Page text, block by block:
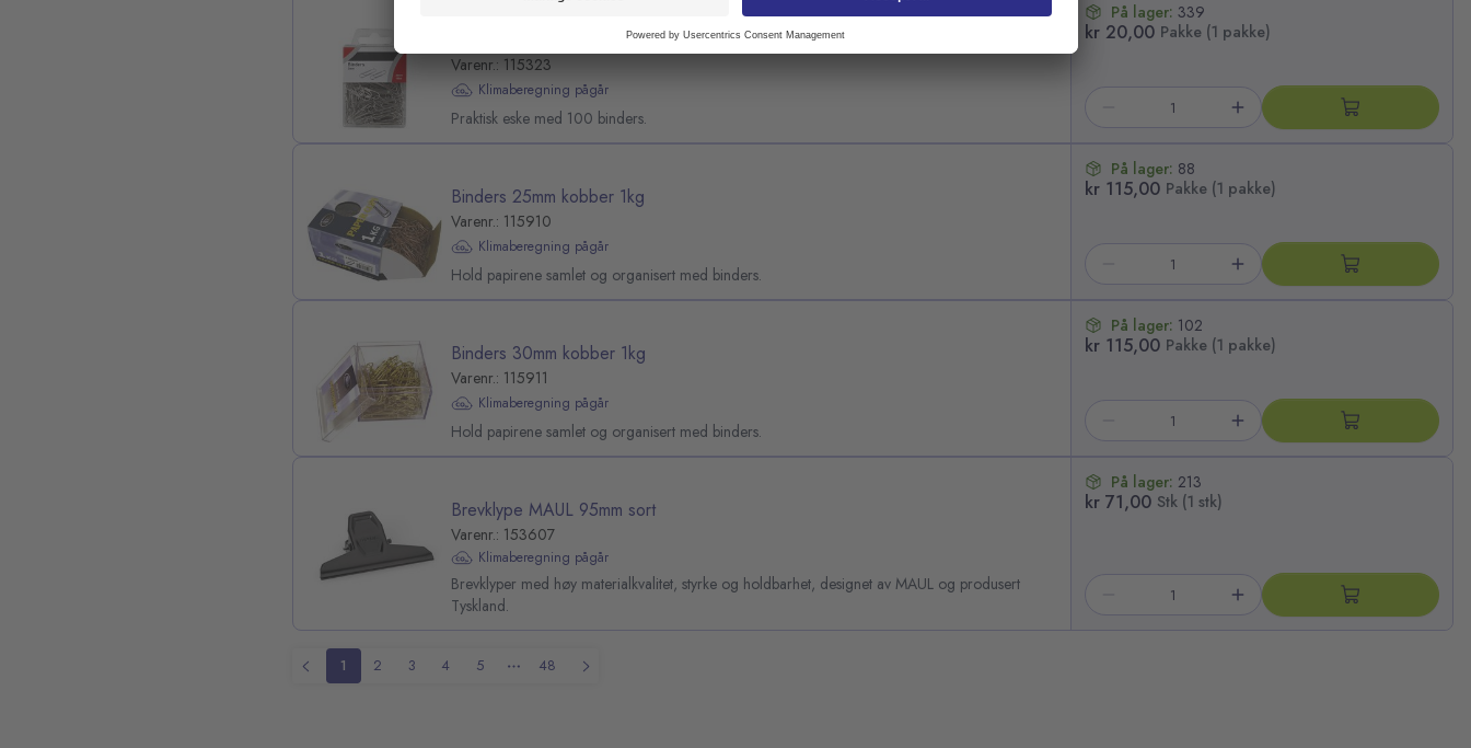
Binders 30mm i plasteske (100)
Varenr.: 115323
Klimaberegning pågår
Praktisk eske med 100 binders.
kr 20,00 Pakke (1 pakke)
På lager: 339
Binders 25mm kobber 1kg
Varenr.: 115910
Klimaberegning pågår
Hold papirene samlet og organisert med binders.
kr 115,00 Pakke (1 pakke)
På lager: 88
Binders 30mm kobber 1kg
Varenr.: 115911
Klimaberegning pågår
Hold papirene samlet og organisert med binders.
kr 115,00 Pakke (1 pakke)
På lager: 102
Brevklype MAUL 95mm sort
Varenr.: 153607
Klimaberegning pågår
Brevklyper med høy materialkvalitet, styrke og holdbarhet, designet av MAUL og produsert
Tyskland.
kr 71,00 Stk (1 stk)
På lager: 213
1 2 3 4 5 48